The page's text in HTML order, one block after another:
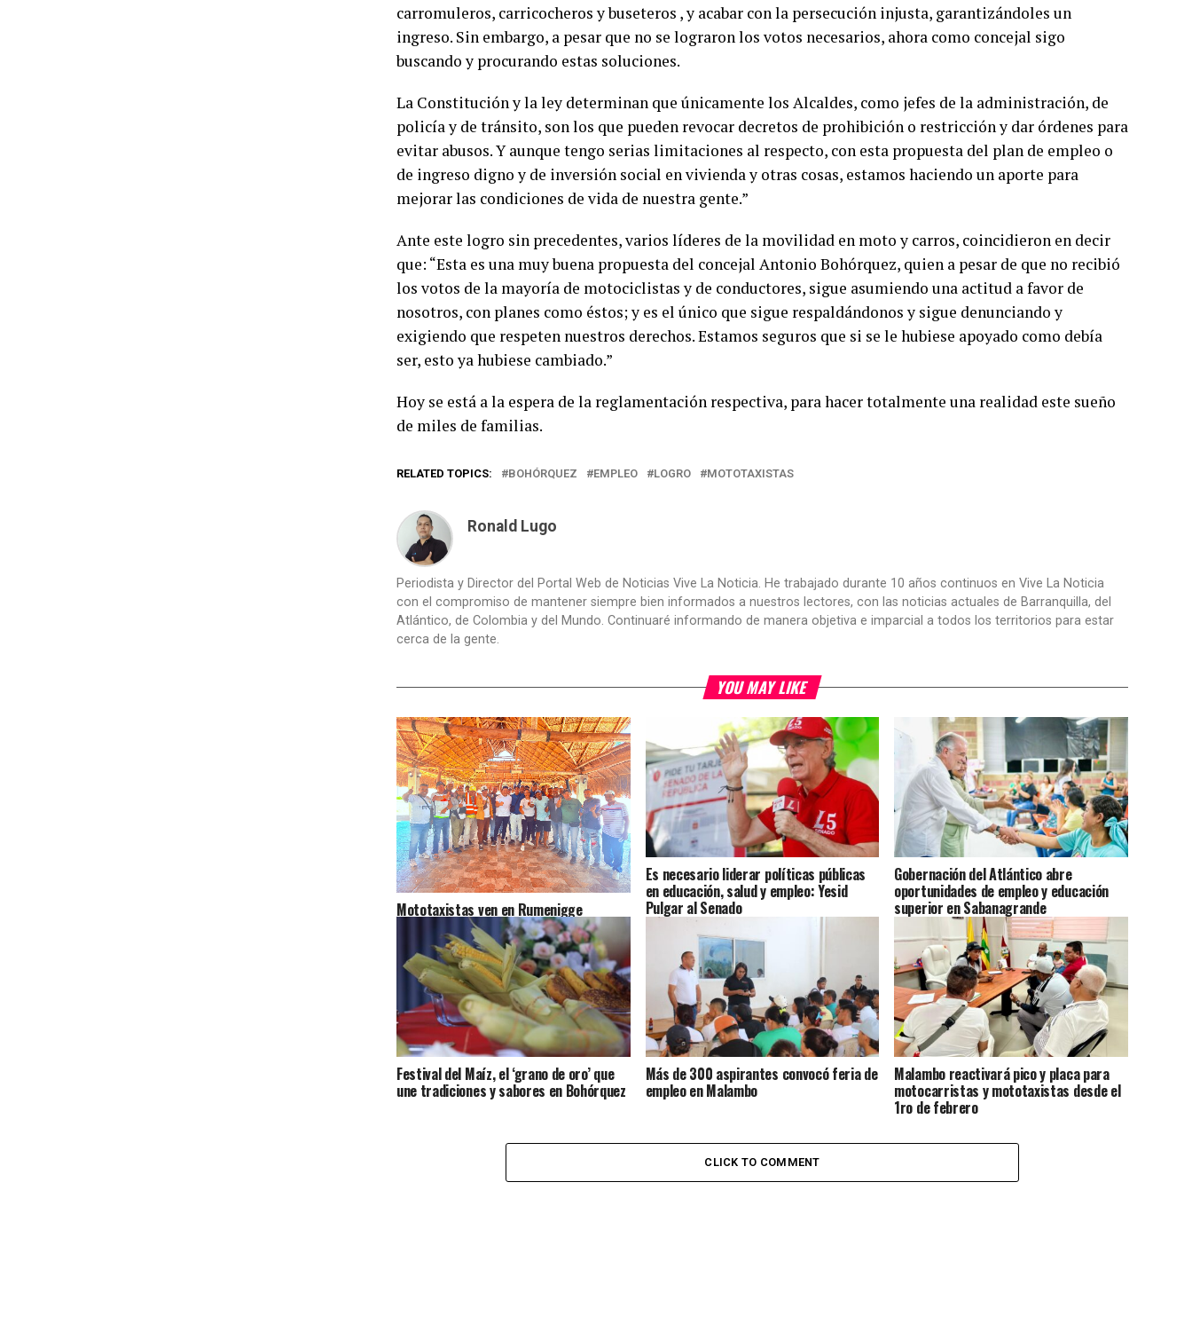
carromuleros, carricocheros y buseteros , y acabar con la persecución injusta, garantizándoles un
ingreso. Sin embargo, a pesar que no se lograron los votos necesarios, ahora como concejal sigo
buscando y procurando estas soluciones.
La Constitución y la ley determinan que únicamente los Alcaldes, como jefes de la administración, de
policía y de tránsito, son los que pueden revocar decretos de prohibición o restricción y dar órdenes para
evitar abusos. Y aunque tengo serias limitaciones al respecto, con esta propuesta del plan de empleo o
de ingreso digno y de inversión social en vivienda y otras cosas, estamos haciendo un aporte para
mejorar las condiciones de vida de nuestra gente.”
Ante este logro sin precedentes, varios líderes de la movilidad en moto y carros, coincidieron en decir
que: “Esta es una muy buena propuesta del concejal Antonio Bohórquez, quien a pesar de que no recibió
los votos de la mayoría de motociclistas y de conductores, sigue asumiendo una actitud a favor de
nosotros, con planes como éstos; y es el único que sigue respaldándonos y sigue denunciando y
exigiendo que respeten nuestros derechos. Estamos seguros que si se le hubiese apoyado como debía
ser, esto ya hubiese cambiado.”
Hoy se está a la espera de la reglamentación respectiva, para hacer totalmente una realidad este sueño
de miles de familias.
RELATED TOPICS: BOHÓRQUEZ EMPLEO LOGRO MOTOTAXISTAS
Ronald Lugo
Periodista y Director del Portal Web de Noticias Vive La Noticia. He trabajado durante 10 años continuos en Vive La Noticia
con el compromiso de mantener siempre bien informados a nuestros lectores, con las noticias actuales de Barranquilla, del
Atlántico, de Colombia y del Mundo. Continuaré informando de manera objetiva e imparcial a todos los territorios para estar
cerca de la gente.
YOU MAY LIKE
Mototaxistas ven en Rumenigge
Monsalve una alternativa para
recuperar la seguridad y el progreso de
Malambo
Es necesario liderar políticas públicas
en educación, salud y empleo: Yesid
Pulgar al Senado
Gobernación del Atlántico abre
oportunidades de empleo y educación
superior en Sabanagrande
Festival del Maíz, el ‘grano de oro’ que
une tradiciones y sabores en Bohórquez
Más de 300 aspirantes convocó feria de
empleo en Malambo
Malambo reactivará pico y placa para
motocarristas y mototaxistas desde el
1ro de febrero
CLICK TO COMMENT